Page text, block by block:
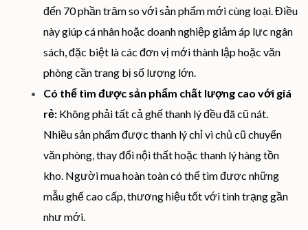
đến 70 phần trăm so với sản phẩm mới cùng loại. Điều
này giúp cá nhân hoặc doanh nghiệp giảm áp lực ngân
sách, đặc biệt là các đơn vị mới thành lập hoặc văn
phòng cần trang bị số lượng lớn.
Có thể tìm được sản phẩm chất lượng cao với giá
rẻ: Không phải tất cả ghế thanh lý đều đã cũ nát.
Nhiều sản phẩm được thanh lý chỉ vì chủ cũ chuyển
văn phòng, thay đổi nội thất hoặc thanh lý hàng tồn
kho. Người mua hoàn toàn có thể tìm được những
mẫu ghế cao cấp, thương hiệu tốt với tình trạng gần
như mới.